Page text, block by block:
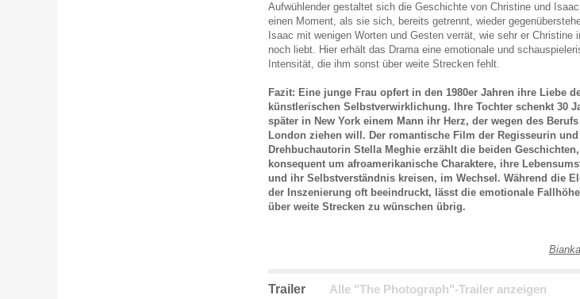
Aufwühlender gestaltet sich die Geschichte von Christine und
einen Moment, als sie sich, bereits getrennt, wieder
Isaac mit wenigen Worten und Gesten verrät, wie sehr er Christine
noch liebt. Hier erhält das Drama eine emotionale und
Intensität, die ihm sonst über weite Strecken fehlt.
Fazit: Eine junge Frau opfert in den 1980er Jahren ihre Liebe
künstlerischen Selbstverwirklichung. Ihre Tochter schenkt 30
später in New York einem Mann ihr Herz, der wegen des
London ziehen will. Der romantische Film der Regisseurin und
Drehbuchautorin Stella Meghie erzählt die beiden
konsequent um afroamerikanische Charaktere, ihre
und ihr Selbstverständnis kreisen, im Wechsel. Während die
der Inszenierung oft beeindruckt, lässt die emotionale
über weite Strecken zu wünschen übrig.
Trailer Alle "The Photograph"-Trailer anzeigen